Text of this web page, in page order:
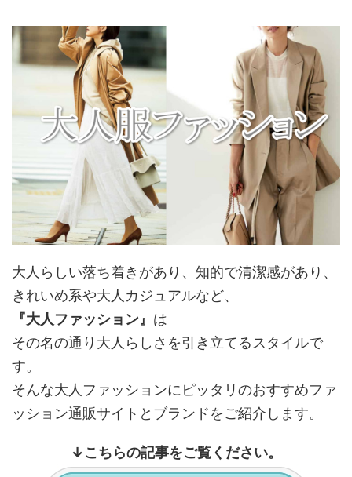
大人らしい落ち着きがあり、知的で清潔感があり、
きれいめ系や大人カジュアルなど、
『大人ファッション』 は
その名の通り大人らしさを引き立てるスタイルで
す。
そんな大人ファッションにピッタリのおすすめファ
ッション通販サイトとブランドをご紹介します。
↓こちらの記事をご覧ください。